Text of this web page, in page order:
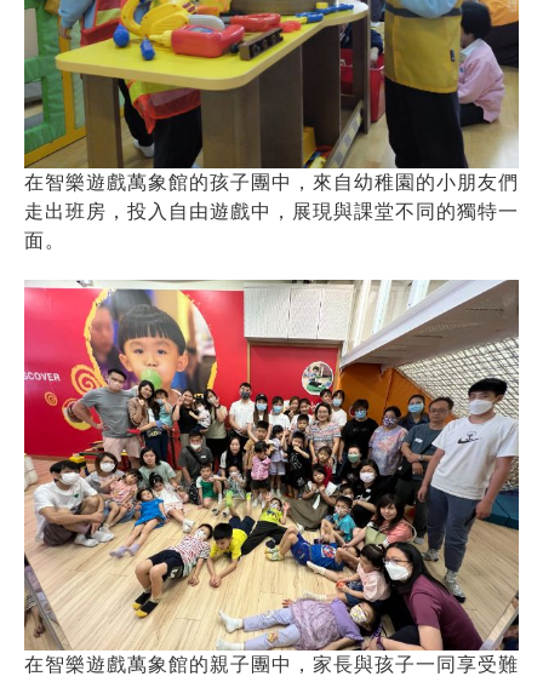
在智樂遊戲萬象館的孩子團中，來自幼稚園的小朋友們
走出班房，投入自由遊戲中，展現與課堂不同的獨特一
面。
在智樂遊戲萬象館的親子團中，家長與孩子一同享受難